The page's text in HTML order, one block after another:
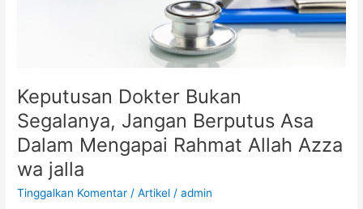
Keputusan Dokter Bukan
Segalanya, Jangan Berputus Asa
Dalam Mengapai Rahmat Allah Azza
wa jalla
Tinggalkan Komentar /Artikel /admin